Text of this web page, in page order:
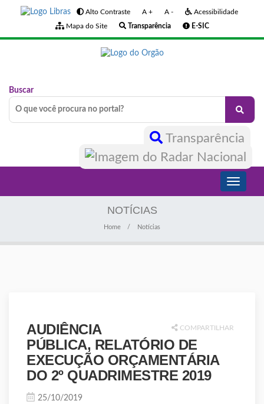
Alto Contraste A + A -
Acessibilidade
Mapa do Site
Transparência E-SIC
Buscar
Transparência
Toggle
NOTÍCIAS
Home Notícias
COMPARTILHAR
AUDIÊNCIA
PÚBLICA, RELATÓRIO DE
EXECUÇÃO ORÇAMENTÁRIA
DO 2º QUADRIMESTRE 2019
25/10/2019